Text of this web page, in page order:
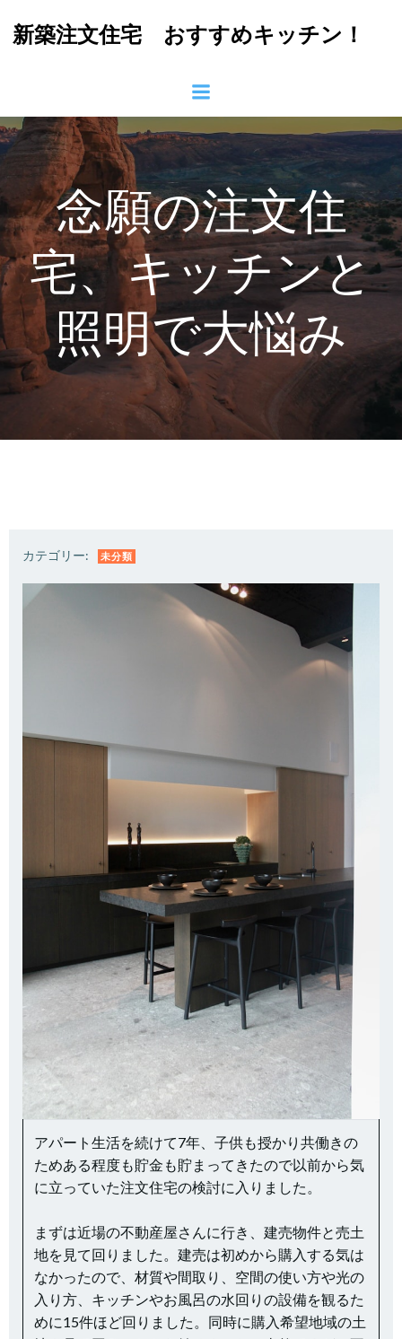
ン
ツ
へ
ス
キ
プ
新築注文住宅 おすすめキッチン！
念願の注文住
宅、キッチンと
照明で大悩み
カテゴリー: 未分類
アパート生活を続けて7年、子供も授かり共働きの
ためある程度も貯金も貯まってきたので以前から気
に立っていた注文住宅の検討に入りました。
まずは近場の不動産屋さんに行き、建売物件と売土
地を見て回りました。建売は初めから購入する気は
なかったので、材質や間取り、空間の使い方や光の
入り方、キッチンやお風呂の水回りの設備を観るた
めに15件ほど回りました。同時に購入希望地域の土